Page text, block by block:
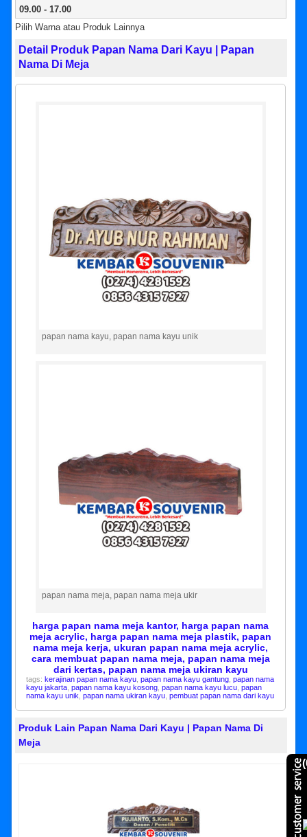
09.00 - 17.00
Pilih Warna atau Produk Lainnya
Detail Produk Papan Nama Dari Kayu | Papan
Nama Di Meja
papan nama kayu, papan nama kayu unik
papan nama meja, papan nama meja ukir
harga papan nama meja kantor, harga papan nama
meja acrylic, harga papan nama meja plastik, papan
nama meja kerja, ukuran papan nama meja acrylic,
cara membuat papan nama meja, papan nama meja
dari kertas, papan nama meja ukiran kayu
tags: kerajinan papan nama kayu ,papan nama kayu gantung ,papan nama
kayu jakarta ,papan nama kayu kosong ,papan nama kayu lucu ,papan
nama kayu unik ,papan nama ukiran kayu ,pembuat papan nama dari kayu
Produk Lain Papan Nama Dari Kayu | Papan Nama Di
Meja